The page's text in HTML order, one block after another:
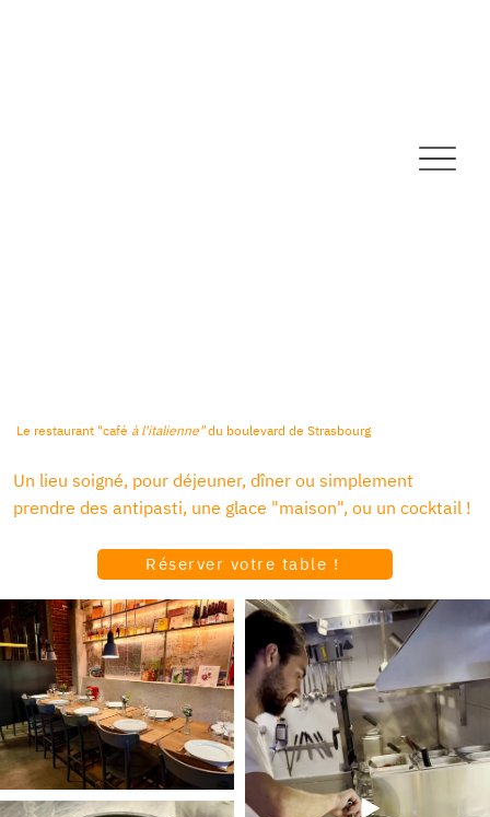
Le restaurant "café à l'italienne"du boulevard de Strasbourg
Un lieu soigné, pour déjeuner, dîner ou simplement
prendre des antipasti, une glace "maison", ou un cocktail !
Réserver votre table !